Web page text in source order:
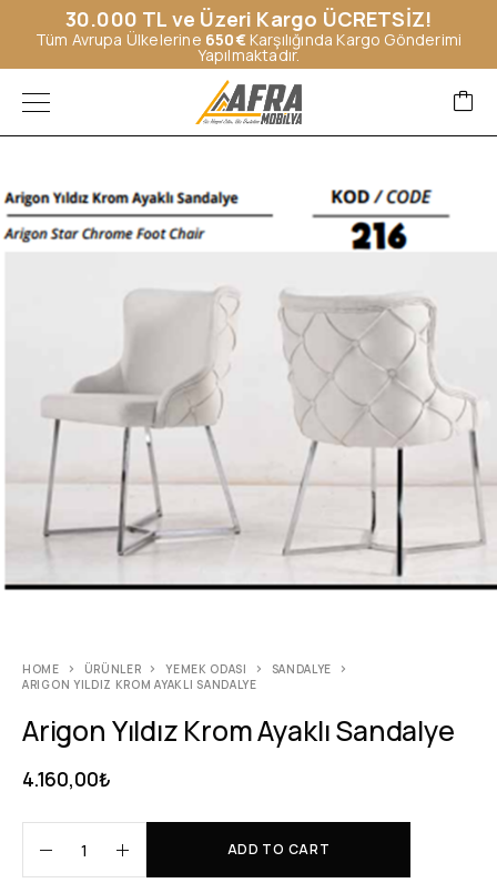
30.000 TL ve Üzeri Kargo ÜCRETSİZ!
Tüm Avrupa Ülkelerine 650€Karşılığında Kargo Gönderimi
Yapılmaktadır.
HOME ÜRÜNLER YEMEK ODASI
SANDALYE
ARIGON YILDIZ KROM AYAKLI SANDALYE
Arigon Yıldız Krom Ayaklı Sandalye
4.160,00₺
ADD TO CART